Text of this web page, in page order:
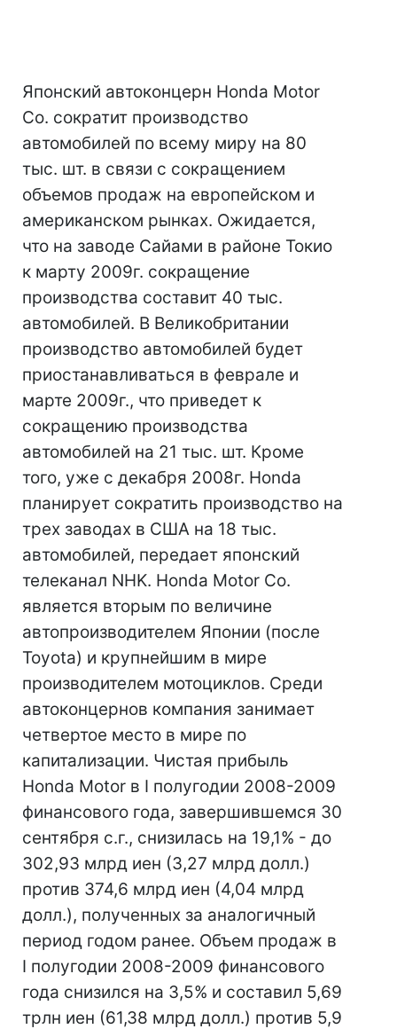
Японский автоконцерн Honda Motor
Co. сократит производство
автомобилей по всему миру на 80
тыс. шт. в связи с сокращением
объемов продаж на европейском и
американском рынках. Ожидается,
что на заводе Сайами в районе Токио
к марту 2009г. сокращение
производства составит 40 тыс.
автомобилей. В Великобритании
производство автомобилей будет
приостанавливаться в феврале и
марте 2009г., что приведет к
сокращению производства
автомобилей на 21 тыс. шт. Кроме
того, уже с декабря 2008г. Honda
планирует сократить производство на
трех заводах в США на 18 тыс.
автомобилей, передает японский
телеканал NHK. Honda Motor Co.
является вторым по величине
автопроизводителем Японии (после
Toyota) и крупнейшим в мире
производителем мотоциклов. Среди
автоконцернов компания занимает
четвертое место в мире по
капитализации. Чистая прибыль
Honda Motor в I полугодии 2008-2009
финансового года, завершившемся 30
сентября с.г., снизилась на 19,1% - до
302,93 млрд иен (3,27 млрд долл.)
против 374,6 млрд иен (4,04 млрд
долл.), полученных за аналогичный
период годом ранее. Объем продаж в
I полугодии 2008-2009 финансового
года снизился на 3,5% и составил 5,69
трлн иен (61,38 млрд долл.) против 5,9